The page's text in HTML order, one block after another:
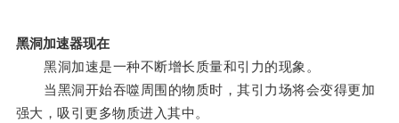
黑洞加速器现在
黑洞加速是一种不断增长质量和引力的现象。
当黑洞开始吞噬周围的物质时，其引力场将会变得更加
强大，吸引更多物质进入其中。